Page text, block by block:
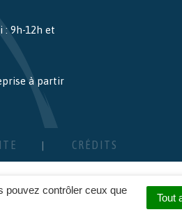
pouvez contrôler ceux que
Tout
: 9h-12h et
à partir
CRÉDITS